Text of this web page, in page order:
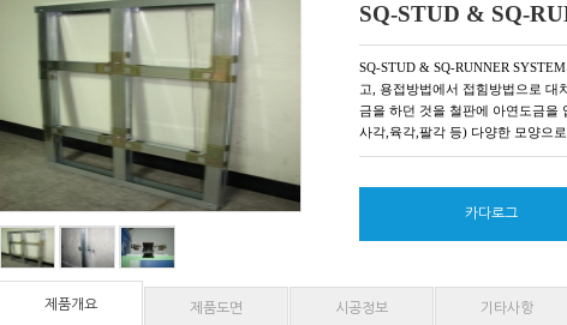
SQ-STUD & SQ-
SQ-STUD & SQ-RUNNER
고, 용접방법에서 접힘방법으로 대
금을 하던 것을 철판에 아연도금을
사각,육각,팔각 등) 다양한 모양으
카다로그
제품개요 제품도면 시공정보 기타사항